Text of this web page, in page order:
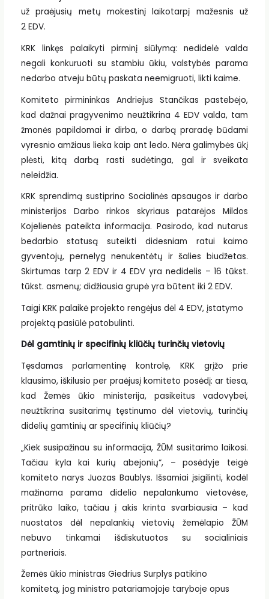
už praėjusių metų mokestinį laikotarpį mažesnis už
2 EDV.
KRK linkęs palaikyti pirminį siūlymą: nedidelė valda
negali konkuruoti su stambiu ūkiu, valstybės parama
nedarbo atveju būtų paskata neemigruoti, likti kaime.
Komiteto pirmininkas Andriejus Stančikas pastebėjo,
kad dažnai pragyvenimo neužtikrina 4 EDV valda, tam
žmonės papildomai ir dirba, o darbą praradę būdami
vyresnio amžiaus lieka kaip ant ledo. Nėra galimybės ūkį
plėsti, kitą darbą rasti sudėtinga, gal ir sveikata
neleidžia.
KRK sprendimą sustiprino Socialinės apsaugos ir darbo
ministerijos Darbo rinkos skyriaus patarėjos Mildos
Kojelienės pateikta informacija. Pasirodo, kad nutarus
bedarbio statusą suteikti didesniam ratui kaimo
gyventojų, pernelyg nenukentėtų ir šalies biudžetas.
Skirtumas tarp 2 EDV ir 4 EDV yra nedidelis – 16 tūkst.
tūkst. asmenų; didžiausia grupė yra būtent iki 2 EDV.
Taigi KRK palaikė projekto rengėjus dėl 4 EDV, įstatymo
projektą pasiūlė patobulinti.
Dėl gamtinių ir specifinių kliūčių turinčių vietovių
Tęsdamas parlamentinę kontrolę, KRK grįžo prie
klausimo, iškilusio per praėjusį komiteto posėdį: ar tiesa,
kad Žemės ūkio ministerija, pasikeitus vadovybei,
neužtikrina susitarimų tęstinumo dėl vietovių, turinčių
didelių gamtinių ar specifinių kliūčių?
„Kiek susipažinau su informacija, ŽŪM susitarimo laikosi.
Tačiau kyla kai kurių abejonių“, – posėdyje teigė
komiteto narys Juozas Baublys. Išsamiai įsigilinti, kodėl
mažinama parama didelio nepalankumo vietovėse,
pritrūko laiko, tačiau į akis krinta svarbiausia – kad
nuostatos dėl nepalankių vietovių žemėlapio ŽŪM
nebuvo tinkamai išdiskutuotos su socialiniais
partneriais.
Žemės ūkio ministras Giedrius Surplys patikino
komitetą, jog ministro patariamojoje taryboje opus